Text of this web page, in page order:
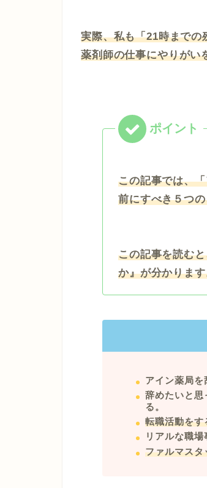
実際、私も「21時までの
薬剤師の仕事にやりがい
この記事では、
前にすべき５つ
この記事を読む
か』が分かりま
アイン薬局を
辞めたいと思
る。
転職活動をす
リアルな職
ファルマスタ